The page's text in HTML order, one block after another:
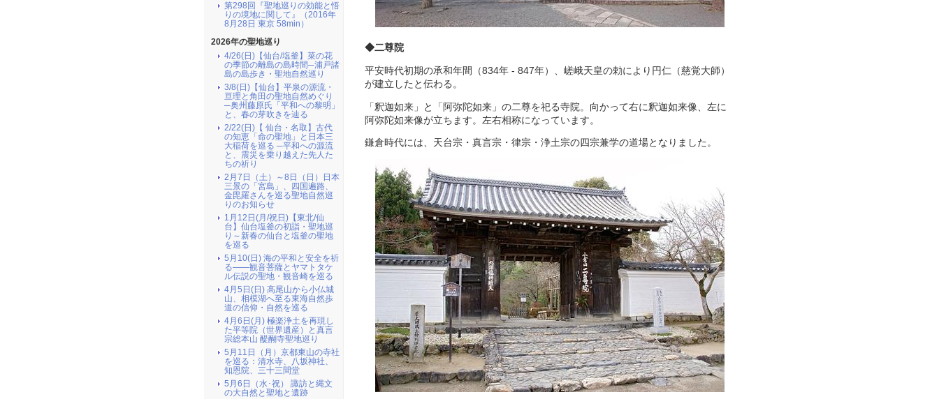
◆二尊院
平安時代初期の承和年間（834年 - 847年）、嵯峨天皇の勅により円仁（慈覚大師）
が建立したと伝わる。
「釈迦如来」と「阿弥陀如来」の二尊を祀る寺院。向かって右に釈迦如来像、左に
阿弥陀如来像が立ちます。左右相称になっています。
鎌倉時代には、天台宗・真言宗・律宗・浄土宗の四宗兼学の道場となりました。
第298回『聖地巡りの効能と悟
りの境地に関して』（2016年
8月28日 東京 58min）
2026年の聖地巡り
4/26(日)【仙台/塩釜】菜の花
の季節の離島の島時間─浦戸諸
島の島歩き・聖地自然巡り
3/8(日)【仙台】平泉の源流・
亘理と角田の聖地自然めぐり
─奥州藤原氏「平和への黎明」
と、春の芽吹きを辿る
2/22(日)【 仙台・名取】古代
の知恵「命の聖地」と日本三
大稲荷を巡る ─平和への源流
と、震災を乗り越えた先人た
ちの祈り
2月7日（土）～8日（日）日本
三景の「宮島」、四国遍路、
金毘羅さんを巡る聖地自然巡
りのお知らせ
1月12日(月/祝日)【東北/仙
台】仙台塩釜の初詣・聖地巡
り～新春の仙台と塩釜の聖地
を巡る
5月10(日) 海の平和と安全を祈
る――観音菩薩とヤマトタケ
ル伝説の聖地・観音崎を巡る
4月5日(日) 高尾山から小仏城
山、相模湖へ至る東海自然歩
道の信仰・自然を巡る
4月6日(月) 極楽浄土を再現し
た平等院（世界遺産）と真言
宗総本山 醍醐寺聖地巡り
5月11日（月）京都東山の寺社
を巡る：清水寺、八坂神社、
知恩院、三十三間堂
5月6日（水･祝） 諏訪と縄文
の大自然と聖地と遺跡